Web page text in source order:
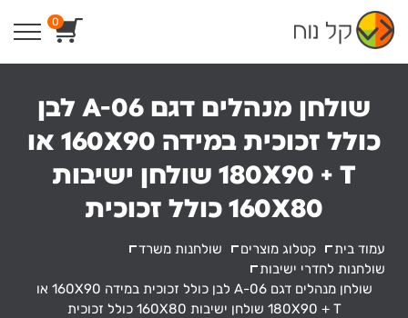
content
0
שולחן מנהלים דגם A-06 לבן
כולל זכוכית במידה 160X90 או
180X90 + T שולחן ישיבות
160X80 כולל זכוכית
עמוד בית קטלוג מוצרים
שולחנות משרד
שולחנות לחדרי ישיבות
שולחן מנהלים דגם A-06 לבן כולל זכוכית במידה 160X90 או
180X90 + T שולחן ישיבות 160X80 כולל זכוכית